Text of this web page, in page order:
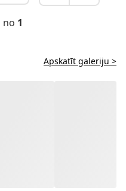
no 1
Apskatīt galeriju >